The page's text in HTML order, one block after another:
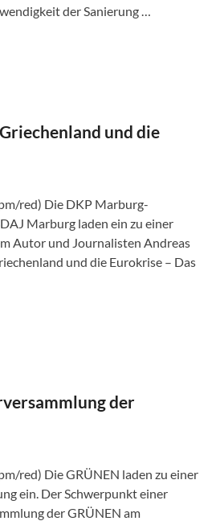
der Sanierung …
und die
red) Die DKP Marburg-
Marburg laden ein zu einer
Autor und Journalisten Andreas
und die Eurokrise – Das
der
red) Die GRÜNEN laden zu einer
ein. Der Schwerpunkt einer
der GRÜNEN am